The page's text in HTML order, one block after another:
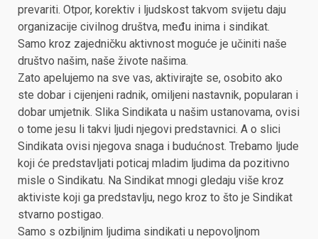
prevariti. Otpor, korektiv i ljudskost takvom svijetu daju
organizacije civilnog društva, među inima i sindikat.
Samo kroz zajedničku aktivnost moguće je učiniti naše
društvo našim, naše živote našima.
Zato apelujemo na sve vas, aktivirajte se, osobito ako
ste dobar i cijenjeni radnik, omiljeni nastavnik, popularan i
dobar umjetnik. Slika Sindikata u našim ustanovama, ovisi
o tome jesu li takvi ljudi njegovi predstavnici. A o slici
Sindikata ovisi njegova snaga i budućnost. Trebamo ljude
koji će predstavljati poticaj mladim ljudima da pozitivno
misle o Sindikatu. Na Sindikat mnogi gledaju više kroz
aktiviste koji ga predstavlju, nego kroz to što je Sindikat
stvarno postigao.
Samo s ozbiljnim ljudima sindikati u nepovoljnom